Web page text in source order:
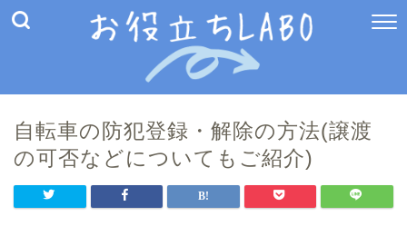
自転車の防犯登録・解除の方法(譲渡
の可否などについてもご紹介)